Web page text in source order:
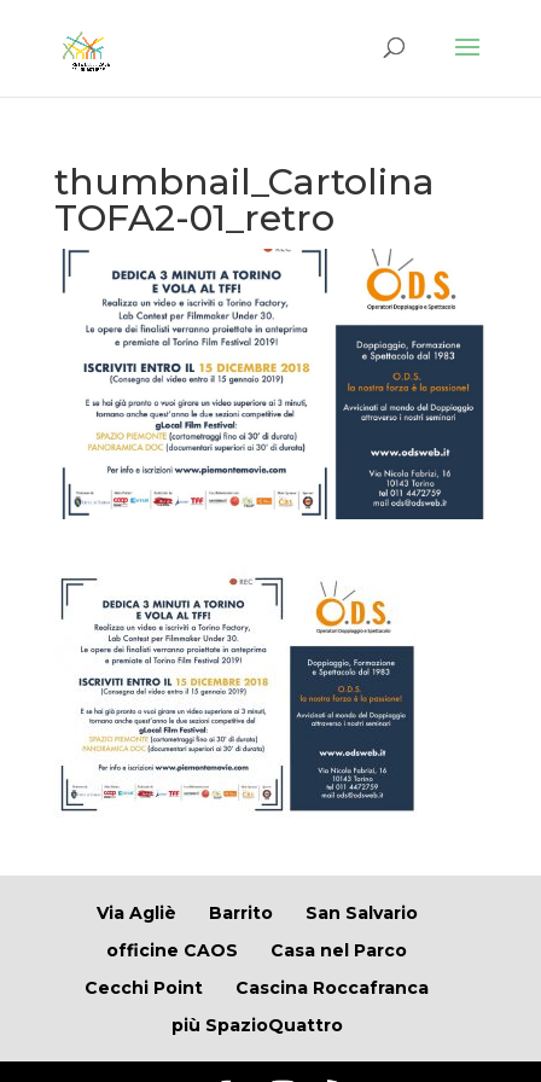
thumbnail_Cartolina
TOFA2-01_retro
Via Agliè Barrito
San Salvario
officine CAOS
Casa nel Parco
Cecchi Point
Cascina Roccafranca
più SpazioQuattro